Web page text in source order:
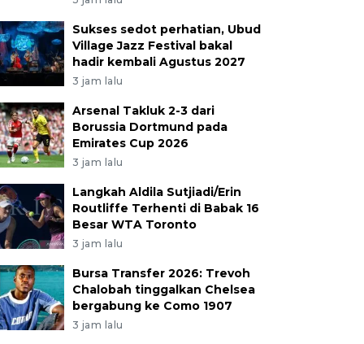
Sukses sedot perhatian, Ubud
Village Jazz Festival bakal
hadir kembali Agustus 2027
3 jam lalu
Arsenal Takluk 2-3 dari
Borussia Dortmund pada
Emirates Cup 2026
3 jam lalu
Langkah Aldila Sutjiadi/Erin
Routliffe Terhenti di Babak 16
Besar WTA Toronto
3 jam lalu
Bursa Transfer 2026: Trevoh
Chalobah tinggalkan Chelsea
bergabung ke Como 1907
3 jam lalu